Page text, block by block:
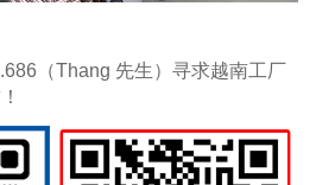
（Thang 先生）寻求越南工厂